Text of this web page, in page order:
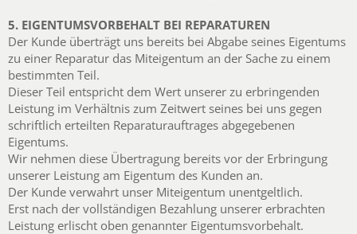
5. EIGENTUMSVORBEHALT BEI REPARATUREN
Der Kunde überträgt uns bereits bei Abgabe seines Eigentums
zu einer Reparatur das Miteigentum an der Sache zu einem
bestimmten Teil.
Dieser Teil entspricht dem Wert unserer zu erbringenden
Leistung im Verhältnis zum Zeitwert seines bei uns gegen
schriftlich erteilten Reparaturauftrages abgegebenen
Eigentums.
Wir nehmen diese Übertragung bereits vor der Erbringung
unserer Leistung am Eigentum des Kunden an.
Der Kunde verwahrt unser Miteigentum unentgeltlich.
Erst nach der vollständigen Bezahlung unserer erbrachten
Leistung erlischt oben genannter Eigentumsvorbehalt.